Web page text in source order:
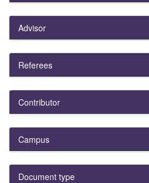
Advisor
Referees
Contributor
Campus
Document type